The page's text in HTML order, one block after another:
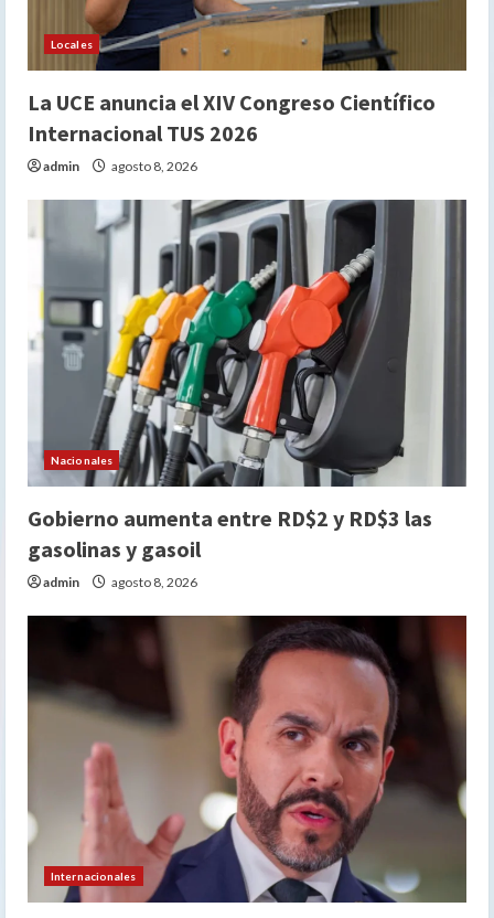
Locales
La UCE anuncia el XIV Congreso Científico
Internacional TUS 2026
admin agosto 8, 2026
Nacionales
Gobierno aumenta entre RD$2 y RD$3 las
gasolinas y gasoil
admin agosto 8, 2026
Internacionales